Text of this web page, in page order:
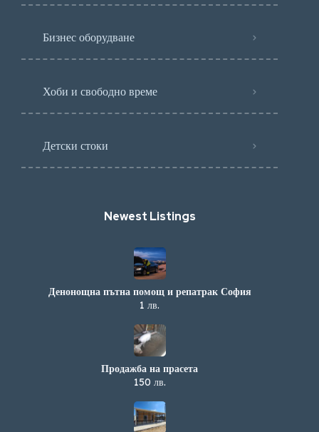
Бизнес оборудване
Хоби и свободно време
Детски стоки
Newest Listings​
Денонощна пътна помощ и репатрак София
1 лв.
Продажба на прасета
150 лв.